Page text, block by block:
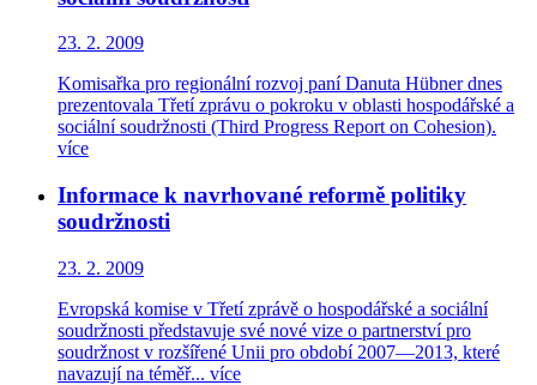
23. 2. 2009
Komisařka pro regionální rozvoj paní Danuta Hübner dnes
prezentovala Třetí zprávu o pokroku v oblasti hospodářské a
sociální soudržnosti (Third Progress Report on Cohesion).
více
Informace k navrhované reformě politiky
soudržnosti
23. 2. 2009
Evropská komise v Třetí zprávě o hospodářské a sociální
soudržnosti představuje své nové vize o partnerství pro
soudržnost v rozšířené Unii pro období 2007—2013, které
navazují na téměř... více